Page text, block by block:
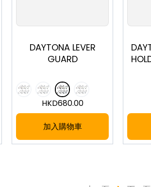
DAYTONA LEVER
GUARD
HKD680.00
加入購物車